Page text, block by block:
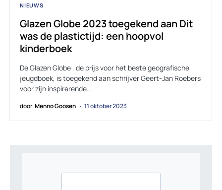
NIEUWS
Glazen Globe 2023 toegekend aan Dit
was de plastictijd: een hoopvol
kinderboek
De Glazen Globe , de prijs voor het beste geografische
jeugdboek, is toegekend aan schrijver Geert-Jan Roebers
voor zijn inspirerende…
door Menno Goosen 11 oktober 2023